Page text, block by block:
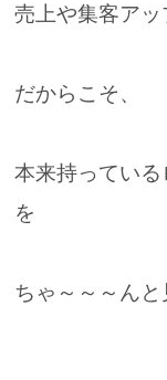
売上や集客アッ
だからこそ、
本来持ってい
を
ちゃ～～～んと